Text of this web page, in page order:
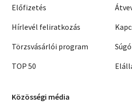
Előfizetés
Hírlevél feliratkozás
Törzsvásárlói program
TOP 50
Súgó
Közösségi média